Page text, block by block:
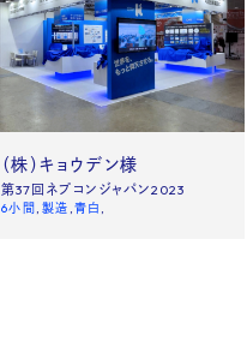
（株）キョウデン様
第37回ネプコンジャパン2023
6小間 製造 青白